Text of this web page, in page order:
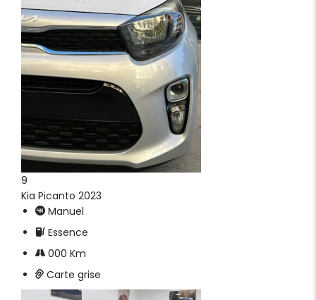
9
Kia Picanto 2023
Manuel
Essence
000 Km
Carte grise